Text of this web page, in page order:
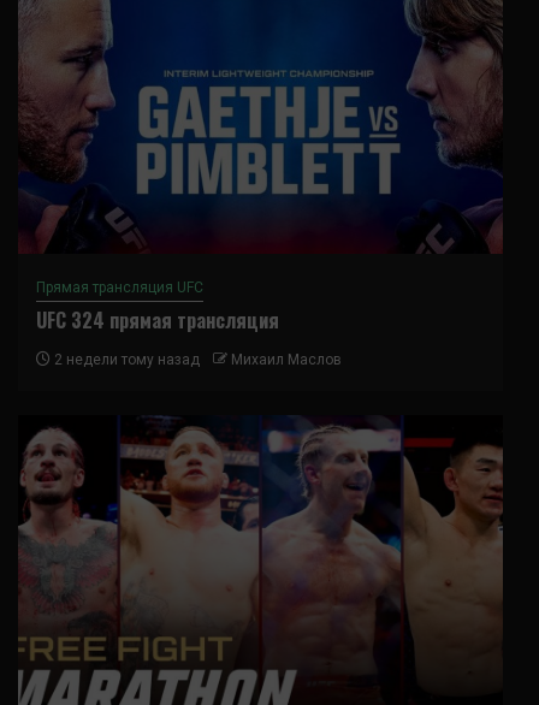
Прямая трансляция UFC
UFC 324 прямая трансляция
2 недели тому назад Михаил Маслов